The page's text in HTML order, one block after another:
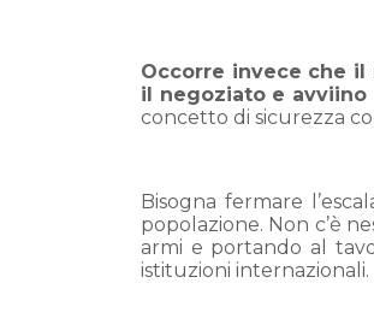
Occorre invece che il
il negoziato e avviino
concetto di sicurezza
Bisogna fermare
popolazione. Non c’è
armi e portando al
istituzioni internazionali.